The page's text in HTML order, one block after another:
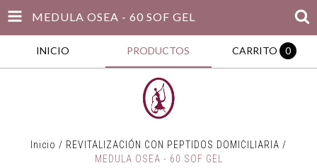
MEDULA OSEA - 60 SOF GEL
INICIO PRODUCTOS CARRITO 0
Inicio / REVITALIZACIÓN CON PEPTIDOS DOMICILIARIA /
MEDULA OSEA - 60 SOF GEL